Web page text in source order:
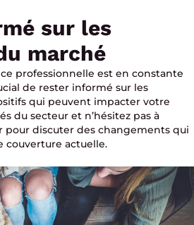
sur les
marché
professionnelle est en constante
de rester informé sur les
qui peuvent impacter votre
du secteur et n’hésitez pas à
pour discuter des changements qui
couverture actuelle.